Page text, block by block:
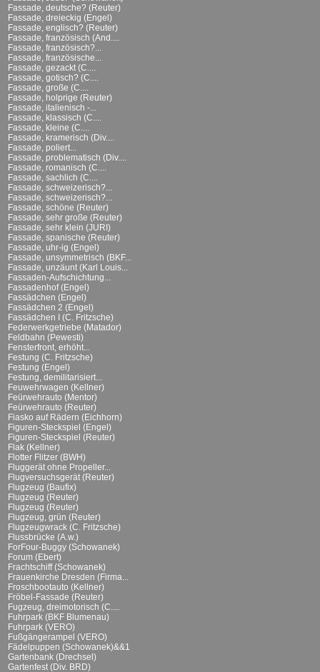
Fassade, deutsche? (Reuter)
Fassade, dreieckig (Engel)
Fassade, englisch? (Reuter)
Fassade, französisch (And....
Fassade, französisch?...
Fassade, französische...
Fassade, gezackt (C....
Fassade, gotisch? (C....
Fassade, große (C....
Fassade, holprige (Reuter)
Fassade, italienisch -...
Fassade, klassisch (C....
Fassade, kleine (C....
Fassade, kramerisch (Div....
Fassade, poliert...
Fassade, problematisch (Div....
Fassade, romanisch (C....
Fassade, sachlich (C....
Fassade, schweizerisch?...
Fassade, schweizerisch?...
Fassade, schöne (Reuter)
Fassade, sehr große (Reuter)
Fassade, sehr klein (JURI)
Fassade, spanische (Reuter)
Fassade, uhr-ig (Engel)
Fassade, unsymmetrisch (BKF...
Fassade, unzäunt (Karl Louis...
Fassaden-Aufschichtung...
Fassadenhof (Engel)
Fassädchen (Engel)
Fassädchen 2 (Engel)
Fassädchen I (C. Fritzsche)
Federwerkgetriebe (Matador)
Feldbahn (Pewesti)
Fensterfront, erhöht...
Festung (C. Fritzsche)
Festung (Engel)
Festung, demilitarisiert...
Feuwehrwagen (Kellner)
Feürwehrauto (Mentor)
Feürwehrauto (Reuter)
Fiasko auf Rädern (Eichhorn)
Figuren-Steckspiel (Engel)
Figuren-Steckspiel (Reuter)
Flak (Kellner)
Flotter Flitzer (BWH)
Fluggerät ohne Propeller...
Flugversuchsgerät (Reuter)
Flugzeug (Baufix)
Flugzeug (Reuter)
Flugzeug (Reuter)
Flugzeug, grün (Reuter)
Flugzeugwrack (C. Fritzsche)
Flussbrücke (A.w.)
ForFour-Buggy (Schowanek)
Forum (Ebert)
Frachtschiff (Schowanek)
Frauenkirche Dresden (Firma...
Froschbootauto (Kellner)
Fröbel-Fassade (Reuter)
Fugzeug, dreimotorisch (C....
Fuhrpark (BKF Blumenau)
Fuhrpark (VERO)
Fußgängerampel (VERO)
Fädelpuppen (Schowanek)&&1
Gartenbank (Drechsel)
Gartenfest (Div. BRD)